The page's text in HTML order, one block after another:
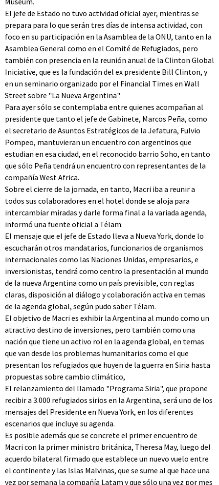
El jefe de Estado no tuvo actividad oficial ayer, mientras se
prepara para lo que serán tres días de intensa actividad, con
foco en su participación en la Asamblea de la ONU, tanto en la
Asamblea General como en el Comité de Refugiados, pero
también con presencia en la reunión anual de la Clinton Global
Iniciative, que es la fundación del ex presidente Bill Clinton, y
en un seminario organizado por el Financial Times en Wall
Street sobre "La Nueva Argentina".
Para ayer sólo se contemplaba entre quienes acompañan al
presidente que tanto el jefe de Gabinete, Marcos Peña, como
el secretario de Asuntos Estratégicos de la Jefatura, Fulvio
Pompeo, mantuvieran un encuentro con argentinos que
estudian en esa ciudad, en el reconocido barrio Soho, en tanto
que sólo Peña tendrá un encuentro con representantes de la
compañía West Africa.
Sobre el cierre de la jornada, en tanto, Macri iba a reunir a
todos sus colaboradores en el hotel donde se aloja para
intercambiar miradas y darle forma final a la variada agenda,
informó una fuente oficial a Télam.
El mensaje que el jefe de Estado lleva a Nueva York, donde lo
escucharán otros mandatarios, funcionarios de organismos
internacionales como las Naciones Unidas, empresarios, e
inversionistas, tendrá como centro la presentación al mundo
de la nueva Argentina como un país previsible, con reglas
claras, disposición al diálogo y colaboración activa en temas
de la agenda global, según pudo saber Télam.
El objetivo de Macri es exhibir la Argentina al mundo como un
atractivo destino de inversiones, pero también como una
nación que tiene un activo rol en la agenda global, en temas
que van desde los problemas humanitarios como el que
presentan los refugiados que huyen de la guerra en Siria hasta
propuestas sobre cambio climático,
El relanzamiento del llamado "Programa Siria", que propone
recibir a 3.000 refugiados sirios en la Argentina, será uno de los
mensajes del Presidente en Nueva York, en los diferentes
escenarios que incluye su agenda.
Es posible además que se concrete el primer encuentro de
Macri con la primer ministro británica, Theresa May, luego del
acuerdo bilateral firmado que establece un nuevo vuelo entre
el continente y las Islas Malvinas, que se sume al que hace una
vez por semana la compañía Latam y que sólo una vez por mes